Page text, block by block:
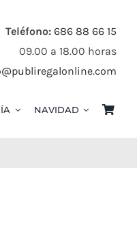
Teléfono: 686 88 66 15
09.00 a 18.00 horas
NAVIDAD